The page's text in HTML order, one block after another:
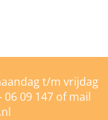
t/m vrijdag
06 09 147 of mail